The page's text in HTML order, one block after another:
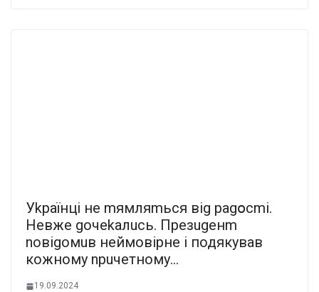
Уkpaїнцi нe mямляmьcя вig pagօcmi.
Heвжe goчekaлucь. Пpeзugeнm
noвigoмuв нeймoвipнe і подякував
кожному nрuчетному…
19.09.2024